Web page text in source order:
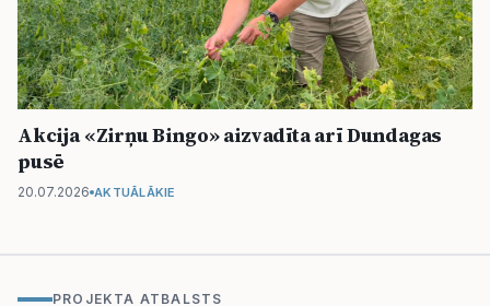
Akcija «Zirņu Bingo» aizvadīta arī Dundagas
pusē
20.07.2026 AKTUĀLĀKIE
PROJEKTA ATBALSTS